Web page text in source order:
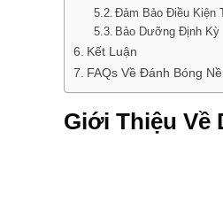
Đảm Bảo Điều Kiện
Bảo Dưỡng Định Kỳ
Kết Luận
FAQs Về Đánh Bóng
Giới Thiệu Về